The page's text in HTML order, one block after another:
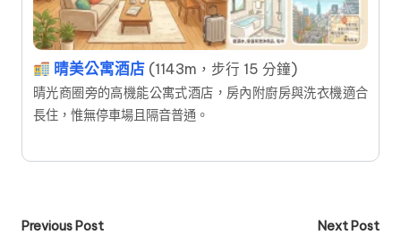
晴美公寓酒店 (1143m，步行 15 分鐘)
晴光商圈旁的高機能公寓式酒店，房內附廚房與洗衣機適合
長住，惟無停車場且隔音普通。
Previous Post
Next Post